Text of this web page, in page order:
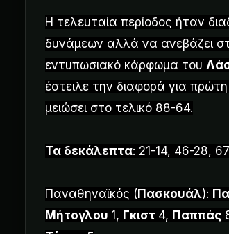
Η τελευταία περίοδος ήταν
δυνάμεων αλλά να ανεβάζει
εντυπωσιακό κάρφωμα του
έστειλε την διαφορά για
μειώσει στο τελικό 88-64.
Τα δεκάλεπτα: 21-14, 46-28,
Παναθηναϊκός ( Πασκουάλ):
Μήτογλου 1, Γκιστ 4, Παππάς